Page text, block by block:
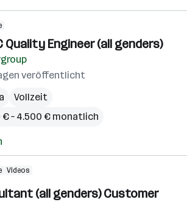
Quality Engineer (all genders)
veröffentlicht
Vollzeit
€ – 4.500 € monatlich
Videos
(all genders) Customer